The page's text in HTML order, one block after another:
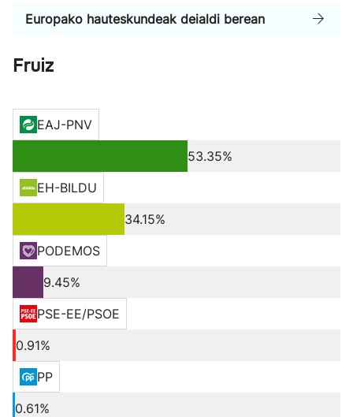
Europako hauteskundeak deialdi berean
Fruiz
EAJ-PNV
53.35%
EH-BILDU
34.15%
PODEMOS
9.45%
PSE-EE/PSOE
0.91%
PP
0.61%